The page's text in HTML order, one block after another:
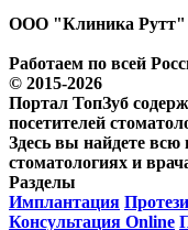
ООО "Клиника Рутт"
Работаем по всей
© 2015-2026
Портал ТопЗуб
посетителей
Здесь вы найдете
стоматологиях и
Разделы
Имплантация
Консультация Online